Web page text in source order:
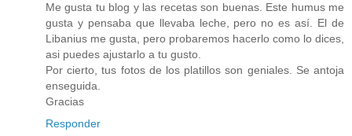
Me gusta tu blog y las recetas son buenas. Este humus me
gusta y pensaba que llevaba leche, pero no es así. El de
Libanius me gusta, pero probaremos hacerlo como lo dices,
asi puedes ajustarlo a tu gusto.
Por cierto, tus fotos de los platillos son geniales. Se antoja
enseguida.
Gracias
Responder